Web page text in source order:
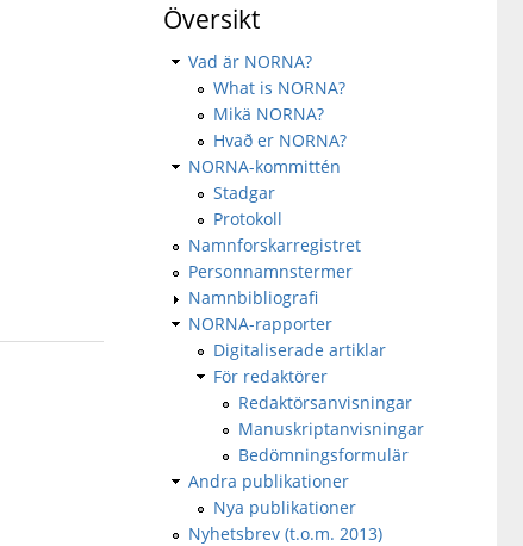
Översikt
Vad är NORNA?
What is NORNA?
Mikä NORNA?
Hvað er NORNA?
NORNA-kommittén
Stadgar
Protokoll
Namnforskarregistret
Personnamnstermer
Namnbibliografi
NORNA-rapporter
Digitaliserade artiklar
För redaktörer
Redaktörsanvisningar
Manuskriptanvisningar
Bedömningsformulär
Andra publikationer
Nya publikationer
Nyhetsbrev (t.o.m. 2013)